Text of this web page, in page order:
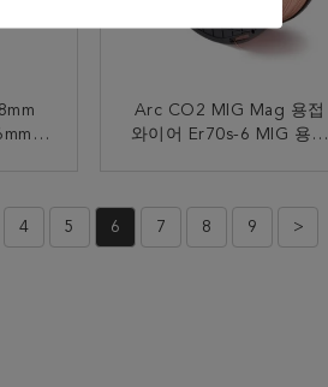
Arc CO2 MIG Mag 용접
와이어 Er70s-6 MIG 용접
4 5 6 7 8 9 >